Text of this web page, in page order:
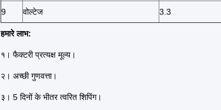
9 वोल्टेज 3.3
हमारे लाभ:
१। फैक्टरी प्रत्यक्ष मूल्य।
२। अच्छी गुणवत्ता।
३। 5 दिनों के भीतर त्वरित शिपिंग।